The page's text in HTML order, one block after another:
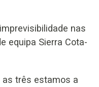
nas
equipa Sierra Cota-
as três estamos a